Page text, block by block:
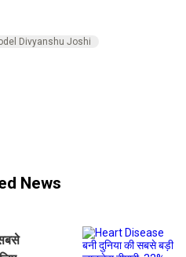
Divyanshu Joshi
News